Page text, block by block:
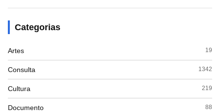
Categorias
Artes 19
Consulta 1342
Cultura 219
Documento 88